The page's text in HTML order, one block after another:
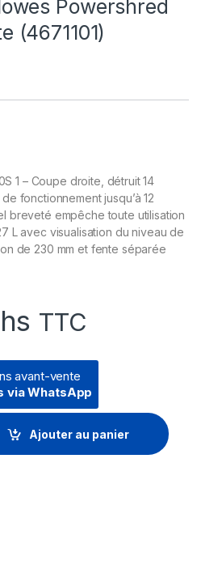
Powershred
(4671101)
1 – Coupe droite, détruit 14
fonctionnement jusqu’à 12
breveté empêche toute utilisation
L avec visualisation du niveau de
de 230 mm et fente séparée
TTC
avant-vente
via WhatsApp
70S Coupe droite
Ajouter au panier